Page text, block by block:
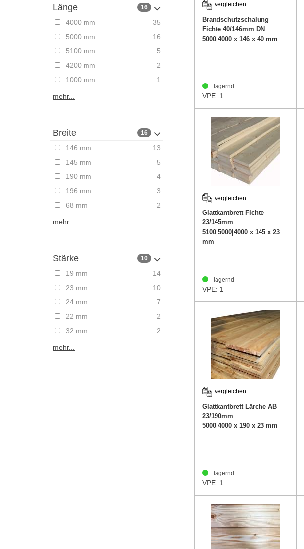
Länge 16
4000 mm
35
5000 mm
16
5100 mm
5
4200 mm
2
1000 mm
1
mehr...
Breite 16
146 mm
13
145 mm
5
190 mm
4
196 mm
3
68 mm
2
mehr...
Stärke 10
19 mm
14
23 mm
10
24 mm
7
22 mm
2
32 mm
2
mehr...
vergleichen
Brandschutzschalung
Fichte 40/146mm DN
5000|4000 x 146 x 40 mm
lagernd
VPE: 1
vergleichen
Glattkantbrett Fichte
23/145mm
5100|5000|4000 x 145 x 23
mm
lagernd
VPE: 1
vergleichen
Glattkantbrett Lärche AB
23/190mm
5000|4000 x 190 x 23 mm
lagernd
VPE: 1